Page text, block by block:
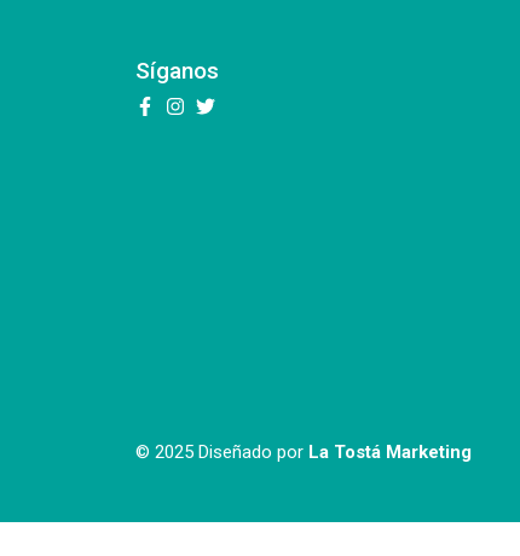
Síganos
© 2025 Diseñado por La Tostá Marketing